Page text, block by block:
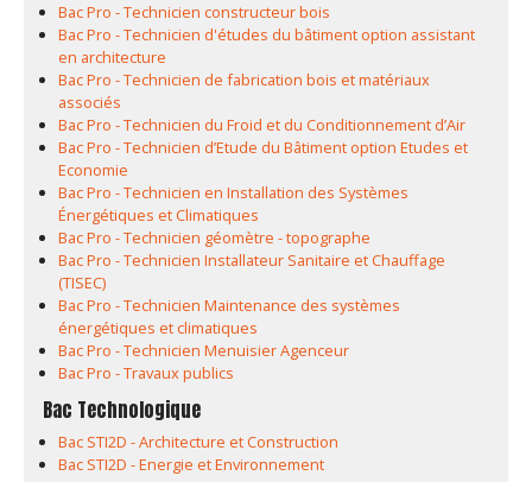
Bac Pro - Technicien constructeur bois
Bac Pro - Technicien d'études du bâtiment option assistant
en architecture
Bac Pro - Technicien de fabrication bois et matériaux
associés
Bac Pro - Technicien du Froid et du Conditionnement d’Air
Bac Pro - Technicien d’Etude du Bâtiment option Etudes et
Economie
Bac Pro - Technicien en Installation des Systèmes
Énergétiques et Climatiques
Bac Pro - Technicien géomètre - topographe
Bac Pro - Technicien Installateur Sanitaire et Chauffage
(TISEC)
Bac Pro - Technicien Maintenance des systèmes
énergétiques et climatiques
Bac Pro - Technicien Menuisier Agenceur
Bac Pro - Travaux publics
Bac Technologique
Bac STI2D - Architecture et Construction
Bac STI2D - Energie et Environnement